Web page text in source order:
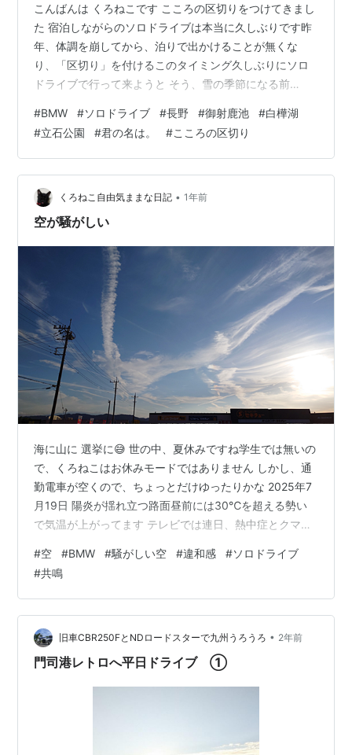
こんばんは くろねこです こころの区切りをつけてきまし
た 宿泊しながらのソロドライブは本当に久しぶりです昨
年、体調を崩してから、泊りで出かけることが無くな
り、「区切り」を付けるこのタイミング久しぶりにソロ
ドライブで行って来ようと そう、雪の季節になる前
て おわりに あの日 そう、あれから一年の月日が流れよ
うとしています 今年の前半、体調が安定せず、検査のた
びに衝撃的な事実を伝えられ、精神的にも肉体的にも不
安定な時期を過ごしました でも、主治医のセンセは比較
的直球的な話し方でくろねこの身体で起きていることを
しっかり教えてくれました そして、…
#BMW #ソロドライブ #長野 #御射鹿池 #白樺湖
#立石公園 #君の名は。 #こころの区切り
くろねこ自由気ままな日記 • 1年前
空が騒がしい
海に山に 選挙に😅 世の中、夏休みですね学生では無いの
で、くろねこはお休みモードではありません しかし、通
勤電車が空くので、ちょっとだけゆったりかな 2025年7
月19日 陽炎が揺れ立つ路面昼前には30℃を超える勢い
で気温が上がってます テレビでは連日、熱中症とクマ出
感を感じます 右胸を肩から下半身方向に突き抜ける僅か
な感触 そんなに気にするほどではありませんが、何かの
折に気になってしまうほどの僅かな違和感です 気分を紛
らわすため、BMWで北を目指します 気を紛らわすために
ソロドライブ 山間部を抜け、フロントガラス越しに見え
た空 直感的にこれ…
#空 #BMW #騒がしい空 #違和感 #ソロドライブ
#共鳴
旧車CBR250FとNDロードスターで九州うろうろ • 2年前
門司港レトロへ平日ドライブ ①